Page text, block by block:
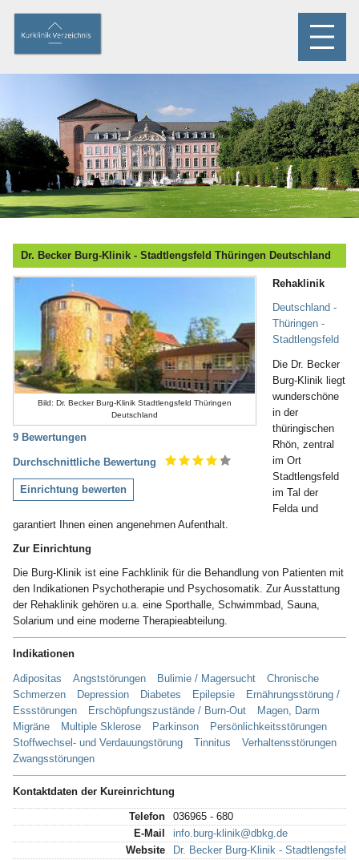
Dr. Becker Burg-Klinik - Stadtlengsfeld Thüringen Deutschland
Bild: Dr. Becker Burg-Klinik Stadtlengsfeld Thüringen
Deutschland
9 Bewertungen
Durchschnittliche Bewertung
Einrichtung bewerten
Rehaklinik
Deutschland -
Thüringen -
Stadtlengsfeld
Die Dr. Becker
Burg-Klinik liegt
wunderschöne
in der
thüringischen
Rhön, zentral
im Ort
Stadtlengsfeld
im Tal der
Felda und
garantiert Ihnen einen angenehmen Aufenthalt.
Zur Einrichtung
Die Burg-Klinik ist eine Fachklinik für die Behandlung von Patienten mit
den Indikationen Psychotherapie und Psychosomatik. Zur Ausstattung
der Rehaklinik gehören u.a. eine Sporthalle, Schwimmbad, Sauna,
Solarium und eine moderne Therapieabteilung.
Indikationen
Adipositas Angststörungen Bulimie / Magersucht
Chronische
Schmerzen
Depression Diabetes Epilepsie
Ernährungsstörung /
Essstörungen
Erschöpfungszustände / Burn-Out
Magen, Darm
Migräne
Multiple Sklerose Parkinson
Persönlichkeitsstörungen
Stoffwechsel- und Verdauungstörung
Tinnitus
Verhaltensstörungen
Zwangsstörungen
Kontaktdaten der Kureinrichtung
Telefon
036965 - 680
E-Mail
info.burg-klinik@dbkg.de
Website
Dr. Becker Burg-Klinik - Stadtlengsfeld